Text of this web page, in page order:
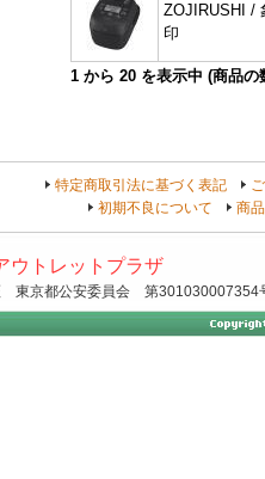
ZOJIRUSHI /
印
1 から 20 を表示中 (商品
特定商取引法に基づく表記
初期不良について
商
ウトレットプラザ
東京都公安委員会 第301030007354